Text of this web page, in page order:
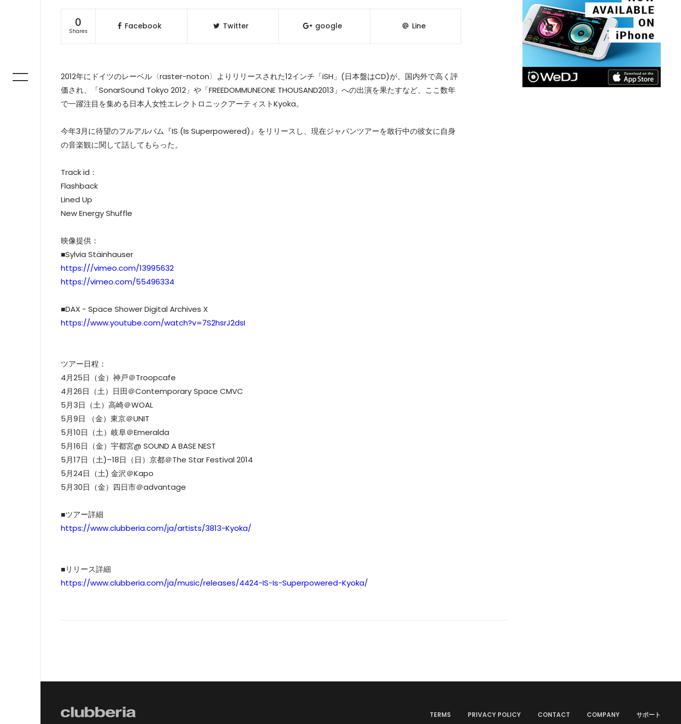
0
Shares
Facebook Twitter google Line
2012年にドイツのレーベル〈raster-noton〉よりリリースされた12インチ「iSH」(日本盤はCD)が、国内外で高く評
価され、「SonarSound Tokyo 2012」や「FREEDOMMUNEONE THOUSAND2013」への出演を果たすなど、ここ数年
で一躍注目を集める日本人女性エレクトロニックアーティストKyoka。
今年3月に待望のフルアルバム『IS (Is Superpowered)』をリリースし、現在ジャパンツアーを敢行中の彼女に自身
の音楽観に関して話してもらった。
Track id：
Flashback
Lined Up
New Energy Shuffle
映像提供：
■Sylvia Stäinhauser
https:///vimeo.com/13995632
https://vimeo.com/55496334
■DAX - Space Shower Digital Archives X
https://www.youtube.com/watch?v=7S2hsrJ2dsI
ツアー日程：
4月25日（金）神戸＠Troopcafe
4月26日（土）日田＠Contemporary Space CMVC
5月3日（土）高崎＠WOAL
5月9日 （金）東京＠UNIT
5月10日（土）岐阜＠Emeralda
5月16日（金）宇都宮@ SOUND A BASE NEST
5月17日（土)–18日（日）京都＠The Star Festival 2014
5月24日（土) 金沢＠Kapo
5月30日（金）四日市＠advantage
■ツアー詳細
https://www.clubberia.com/ja/artists/3813-Kyoka/
■リリース詳細
https://www.clubberia.com/ja/music/releases/4424-IS-Is-Superpowered-Kyoka/
TERMS PRIVACY POLICY CONTACT COMPANY サポート